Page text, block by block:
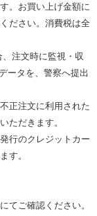
。 お買い上げ金額に
ださい。消費税は全
注文時に監視・収
ータを、警察へ提出
正注文に利用された
ただきます。
行のクレジットカー
す。
てご確認ください。